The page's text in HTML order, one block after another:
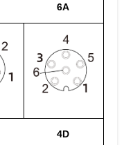
6A
4D